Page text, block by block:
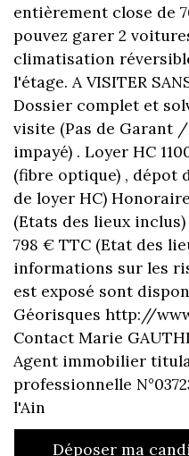
entièrement close de
pouvez garer 2
climatisation
l'étage. A VISITER
Dossier complet et
visite (Pas de Garant
impayé) . Loyer HC
(fibre optique) , dépot
de loyer HC)
(Etats des lieux
798 € TTC (Etat des
informations sur les
est exposé sont
Géorisques http://
Contact Marie
Agent immobilier
professionnelle
l'Ain
déposer ma